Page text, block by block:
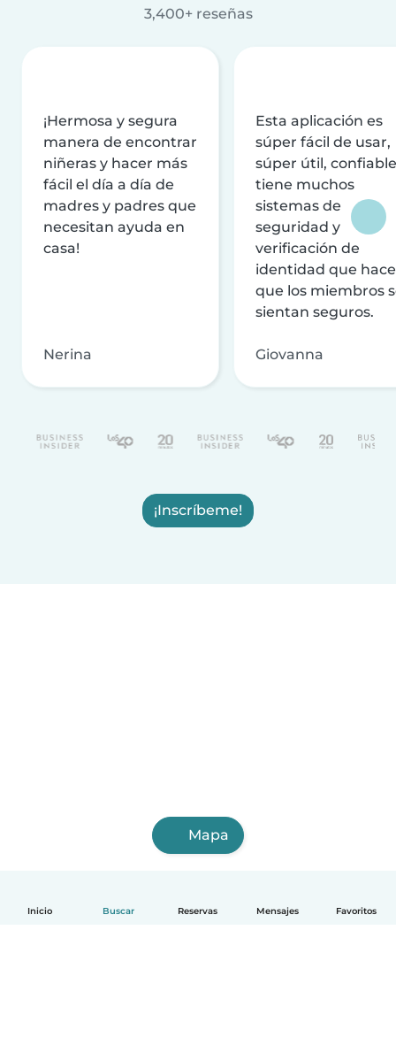
Inicio Buscar Reservas Mensajes Favoritos
3,400+ reseñas
¡Hermosa y segura
manera de encontrar
niñeras y hacer más
fácil el día a día de
madres y padres que
necesitan ayuda en
casa!
Nerina
Esta aplicación es
súper fácil de usar,
súper útil,
tiene muchos
sistemas de
seguridad y
verificación de
identidad que
que los miembros
sientan seguros.
Giovanna
¡Inscríbeme!
Mapa